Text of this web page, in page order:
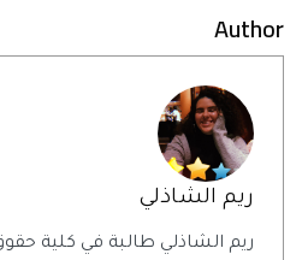
Author
ريم الشاذلي
ريم الشاذلي طالبة في كلية